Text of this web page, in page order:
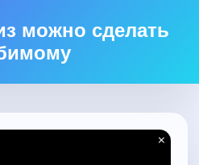
можно сделать